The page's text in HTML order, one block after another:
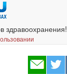
здравоохранения!